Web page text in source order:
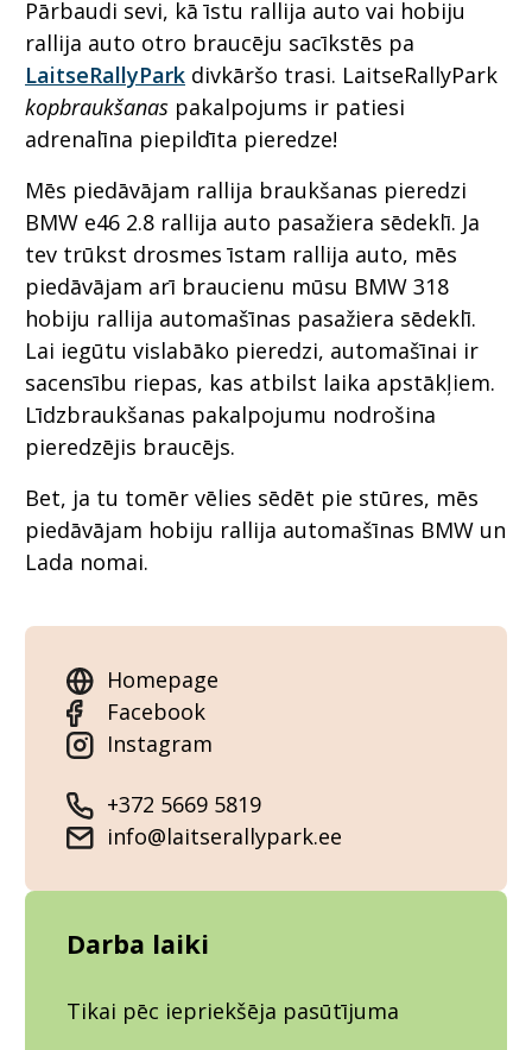
Pārbaudi sevi, kā īstu rallija auto vai hobiju
rallija auto otro braucēju sacīkstēs pa
LaitseRallyPark divkāršo trasi. LaitseRallyPark
kopbraukšanas pakalpojums ir patiesi
adrenalīna piepildīta pieredze!
Mēs piedāvājam rallija braukšanas pieredzi
BMW e46 2.8 rallija auto pasažiera sēdeklī. Ja
tev trūkst drosmes īstam rallija auto, mēs
piedāvājam arī braucienu mūsu BMW 318
hobiju rallija automašīnas pasažiera sēdeklī.
Lai iegūtu vislabāko pieredzi, automašīnai ir
sacensību riepas, kas atbilst laika apstākļiem.
Līdzbraukšanas pakalpojumu nodrošina
pieredzējis braucējs.
Bet, ja tu tomēr vēlies sēdēt pie stūres, mēs
piedāvājam hobiju rallija automašīnas BMW un
Lada nomai.
Homepage
Facebook
Instagram
+372 5669 5819
info@laitserallypark.ee
Darba laiki
Tikai pēc iepriekšēja pasūtījuma